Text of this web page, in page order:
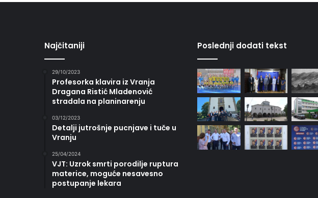
Najčitaniji
29/10/2023
Profesorka klavira iz Vranja
Dragana Ristić Mladenović
stradala na planinarenju
03/12/2023
Detalji jutrošnje pucnjave i tuče u
Vranju
25/04/2024
VJT: Uzrok smrti porodilje ruptura
materice, moguće nesavesno
postupanje lekara
Poslednji dodati tekst